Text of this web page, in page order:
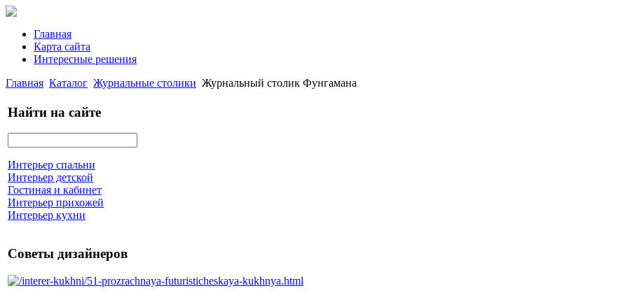
Главная
Карта сайта
Интересные решения
Главная Каталог Журнальные столики Журнальный столик Фунгамана
Найти на сайте
Интерьер спальни
Интерьер детской
Гостиная и кабинет
Интерьер прихожей
Интерьер кухни
Советы дизайнеров